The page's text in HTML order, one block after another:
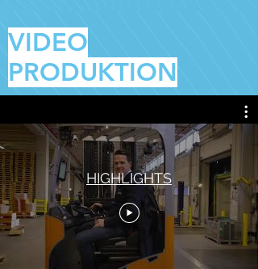
VIDEO
PRODUKTION
HIGHLIGHTS